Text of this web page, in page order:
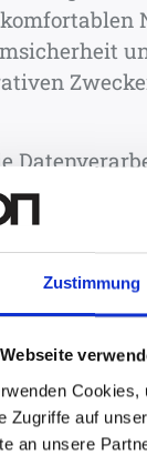
Zustimmung
Webseite
Cookies,
Zugriffe auf
an unsere
aufgelisteten
sobald
oder